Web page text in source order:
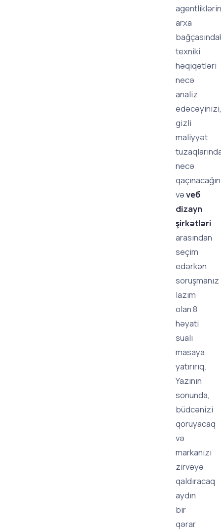
agentliklərin
arxa
texniki
həqiqətləri
necə
analiz
edəcəyinizi,
gizli
maliyyət
necə
vəvеб
dizayn
şirkətləri
arasından
seçim
edərkən
soruşmanız
lazım
olan 8
həyati
sualı
masaya
yatırırıq.
Yazının
sonunda,
büdcənizi
qoruyacaq
və
markanızı
zirvəyə
qaldıracaq
aydın
bir
qərar